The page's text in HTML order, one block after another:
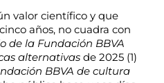
valor científico y que
años, no cuadra con
de la Fundación BBVA
alternativas de 2025 (1)
BBVA de cultura